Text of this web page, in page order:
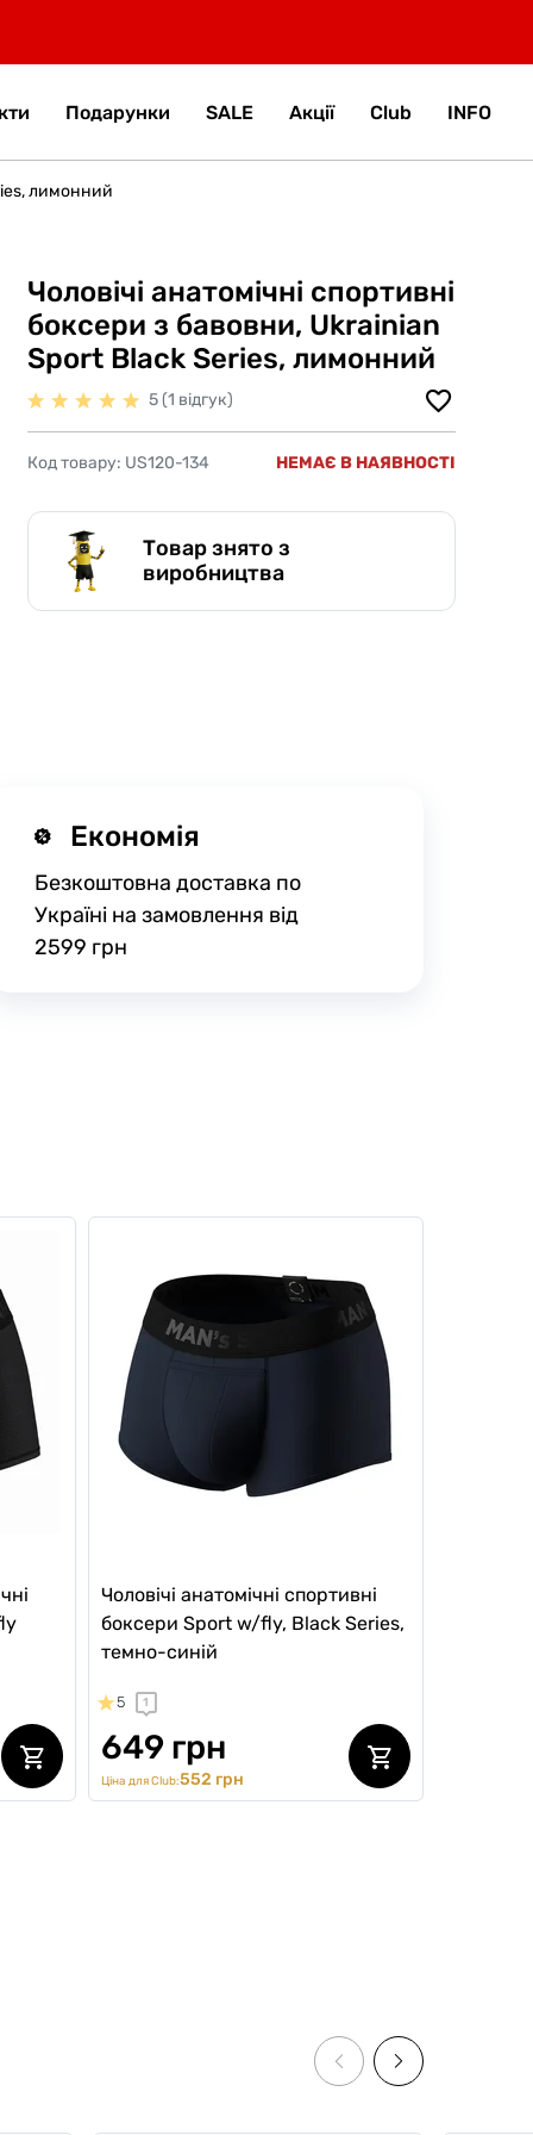
Подарунки SALE Акції Club INFO
лимонний
Чоловічі анатомічні спортивні
боксери з бавовни, Ukrainian
Sport Black Series, лимонний
5 (1 відгук)
Код товару: US120-134 НЕМАЄ В НАЯВНОСТІ
Товар знято з
виробництва
Економія
Безкоштовна доставка по
Україні на замовлення від
2599 грн
Чоловічі анатомічні спортивні
боксери Sport w/fly, Black Series,
темно-синій
5 1
649 грн
Ціна для Club:552 грн